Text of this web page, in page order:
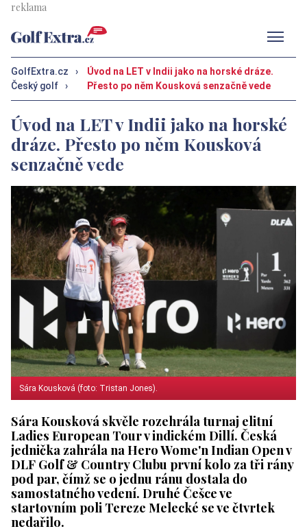
GolfExtra.cz
›
Český golf
›
Úvod na LET v Indii jako na horské dráze.
Přesto po něm Kousková senzačně vede
Úvod na LET v Indii jako na horské
dráze. Přesto po něm Kousková
senzačně vede
Sára Kousková (foto: Tristan Jones).
Sára Kousková skvěle rozehrála turnaj elitní
Ladies European Tour v indickém Dillí. Česká
jednička zahrála na Hero Wome'n Indian Open v
DLF Golf & Country Clubu první kolo za tři rány
pod par, čímž se o jednu ránu dostala do
samostatného vedení. Druhé Češce ve
startovním poli Tereze Melecké se ve čtvrtek
nedařilo.